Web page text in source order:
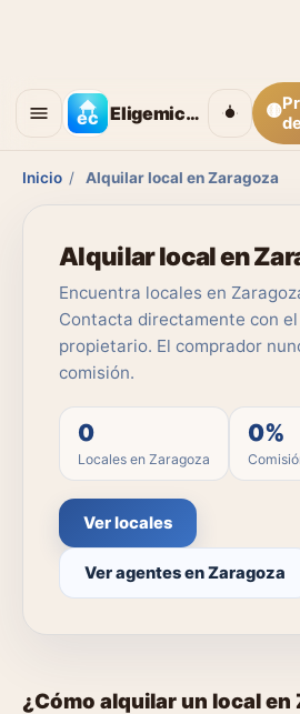
Eligemicasa 🟡
Inicio / Alquilar local en Zaragoza
Alquilar local en
Encuentra locales en
Contacta directamente con
propietario. El comprador
comisión.
0
Locales en Zaragoza
0%
Ver locales
Ver agentes en Zaragoza
¿Cómo alquilar un local en